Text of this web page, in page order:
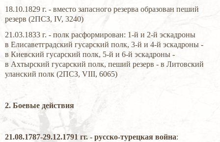
18.10.1829 г. - вместо запасного резерва образован пеший
резерв (2ПСЗ, IV, 3240)
21.03.1833 г. - полк расформирован: 1-й и 2-й эскадроны
в Елисаветградский гусарский полк, 3-й и 4-й эскадроны -
в Киевский гусарский полк, 5-й и 6-й эскадроны -
в Ахтырский гусарский полк, пеший резерв - в Литовский
уланский полк (2ПСЗ, VIII, 6065)
2. Боевые действия
21.08.1787-29.12.1791 гг. - русско-турецкая война: